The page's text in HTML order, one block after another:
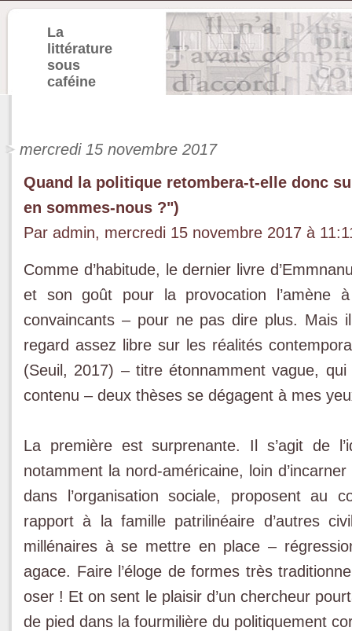
La
littérature
sous
caféine
mercredi 15 novembre 2017
Quand la politique retombera-t-elle donc
en sommes-nous ?")
Par admin, mercredi 15 novembre 2017 à
Comme d’habitude, le dernier livre
et son goût pour la provocation l’amène
convaincants – pour ne pas dire plus. Mais
regard assez libre sur les réalités
(Seuil, 2017) – titre étonnamment vague,
contenu – deux thèses se dégagent à mes
La première est surprenante. Il s’agit de
notamment la nord-américaine, loin
dans l’organisation sociale, proposent au
rapport à la famille patrilinéaire d’autres
millénaires à se mettre en place –
agace. Faire l’éloge de formes très
oser ! Et on sent le plaisir d’un chercheur
de pied dans la fourmilière du politiquement